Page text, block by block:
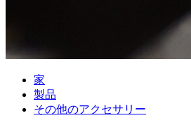
家
製品
その他のアクセサリー